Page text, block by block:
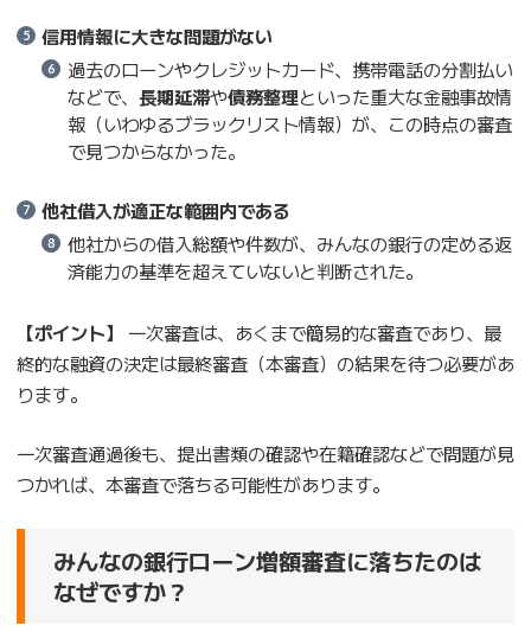
信用情報に大きな問題がない
過去のローンやクレジットカード、携帯電話の分割払い
などで、 長期延滞や債務整理といった重大な金融事故情
報（いわゆるブラックリスト情報）が、この時点の審査
で見つからなかった。
他社借入が適正な範囲内である
他社からの借入総額や件数が、みんなの銀行の定める返
済能力の基準を超えていないと判断された。
【ポイント】
一次審査は、あくまで簡易的な審査であり、最
終的な融資の決定は最終審査（本審査）の結果を待つ必要があ
ります。
一次審査通過後も、提出書類の確認や在籍確認などで問題が見
つかれば、本審査で落ちる可能性があります。
みんなの銀行ローン増額審査に落ちたのは
なぜですか？